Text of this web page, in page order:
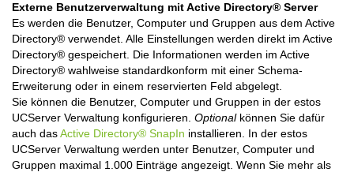
Externe Benutzerverwaltung mit Active Directory® Server
Es werden die Benutzer, Computer und Gruppen aus dem Active
Directory® verwendet. Alle Einstellungen werden direkt im Active
Directory® gespeichert. Die Informationen werden im Active
Directory® wahlweise standardkonform mit einer Schema-
Erweiterung oder in einem reservierten Feld abgelegt.
Sie können die Benutzer, Computer und Gruppen in der estos
UCServer Verwaltung konfigurieren. Optionalkönnen Sie dafür
auch dasActive Directory® SnapIn installieren. In der estos
UCServer Verwaltung werden unter Benutzer, Computer und
Gruppen maximal 1.000 Einträge angezeigt. Wenn Sie mehr als